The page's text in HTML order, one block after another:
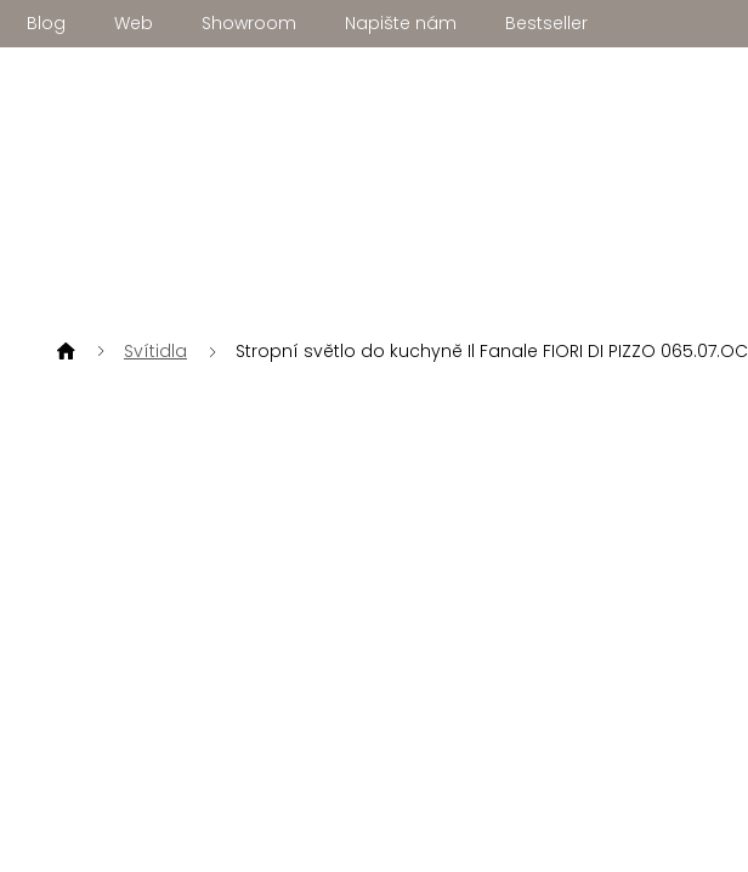
PřejítBlog Web Showroom Napište nám Bestseller
Svítidla Stropní světlo do kuchyně Il Fanale FIORI DI PIZZO 065.07.OC